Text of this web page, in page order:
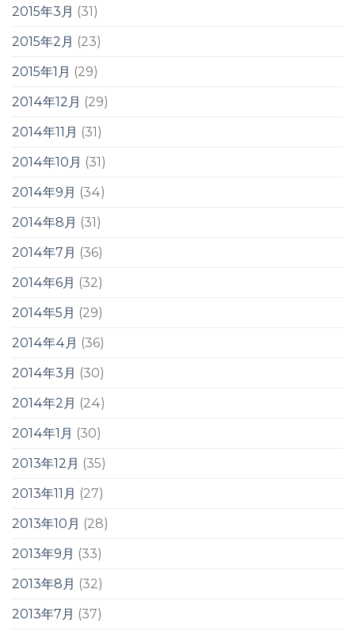
2015年3月 (31)
2015年2月 (23)
2015年1月 (29)
2014年12月 (29)
2014年11月 (31)
2014年10月 (31)
2014年9月 (34)
2014年8月 (31)
2014年7月 (36)
2014年6月 (32)
2014年5月 (29)
2014年4月 (36)
2014年3月 (30)
2014年2月 (24)
2014年1月 (30)
2013年12月 (35)
2013年11月 (27)
2013年10月 (28)
2013年9月 (33)
2013年8月 (32)
2013年7月 (37)